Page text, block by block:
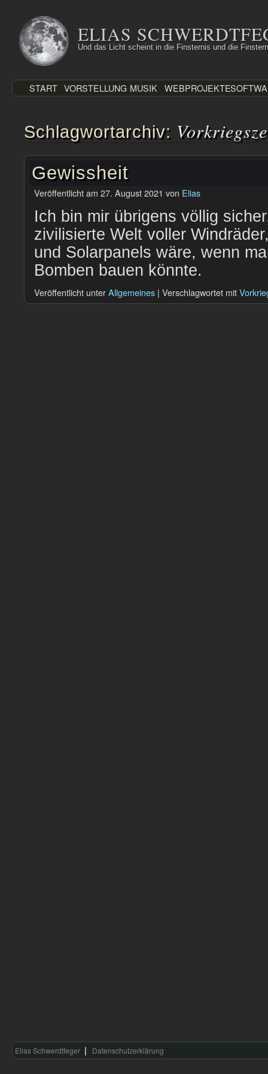
Inhalt
springen
ELIAS
Und das Licht scheint in die Finsternis und die
START VORSTELLUNG MUSIK WEBPROJEKTE
Schlagwortarchiv:
Gewissheit
Veröffentlicht am 27. August 2021 von Elias
Ich bin mir übrigens völlig
zivilisierte Welt voller
und Solarpanels wäre, wenn
Bomben bauen könnte.
Veröffentlicht unterAllgemeines | Verschlagwortet mit
Elias Schwerdtfeger Datenschutzerklärung